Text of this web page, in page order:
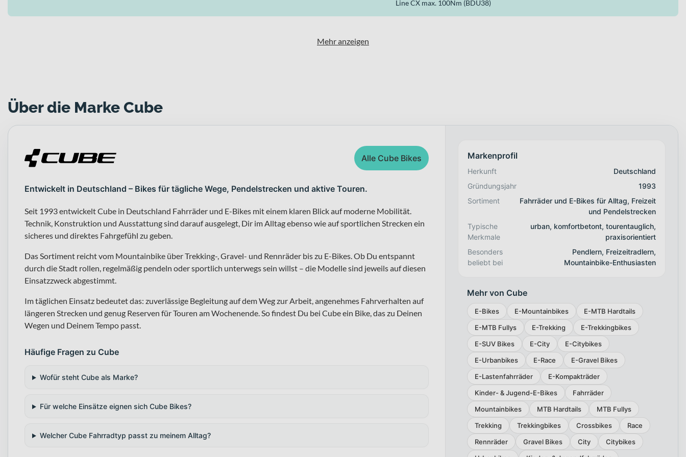
Line CX max. 100Nm (BDU38)
Mehr anzeigen
Über die Marke Cube
Alle Cube Bikes
Entwickelt in Deutschland – Bikes für tägliche Wege, Pendelstrecken und aktive Touren.
Seit 1993 entwickelt Cube in Deutschland Fahrräder und E-Bikes mit einem klaren Blick auf moderne Mobilität.
Technik, Konstruktion und Ausstattung sind darauf ausgelegt, Dir im Alltag ebenso wie auf sportlichen Strecken ein
sicheres und direktes Fahrgefühl zu geben.
Das Sortiment reicht vom Mountainbike über Trekking-, Gravel- und Rennräder bis zu E-Bikes. Ob Du entspannt
durch die Stadt rollen, regelmäßig pendeln oder sportlich unterwegs sein willst – die Modelle sind jeweils auf diesen
Einsatzzweck abgestimmt.
Im täglichen Einsatz bedeutet das: zuverlässige Begleitung auf dem Weg zur Arbeit, angenehmes Fahrverhalten auf
längeren Strecken und genug Reserven für Touren am Wochenende. So findest Du bei Cube ein Bike, das zu Deinen
Wegen und Deinem Tempo passt.
Häufige Fragen zu Cube
Wofür steht Cube als Marke?
Für welche Einsätze eignen sich Cube Bikes?
Welcher Cube Fahrradtyp passt zu meinem Alltag?
Markenprofil
Herkunft
Deutschland
Gründungsjahr
1993
Sortiment
Fahrräder und E-Bikes für Alltag, Freizeit
und Pendelstrecken
Typische
Merkmale
urban, komfortbetont, tourentauglich,
praxisorientiert
Besonders
beliebt bei
Pendlern, Freizeitradlern,
Mountainbike-Enthusiasten
Mehr von Cube
E-Bikes E-Mountainbikes
E-MTB Hardtails
E-MTB Fullys
E-Trekking
E-Trekkingbikes
E-SUV Bikes
E-City
E-Citybikes
E-Urbanbikes
E-Race
E-Gravel Bikes
E-Lastenfahrräder
E-Kompakträder
Kinder- & Jugend-E-Bikes
Fahrräder
Mountainbikes
MTB Hardtails
MTB Fullys
Trekking
Trekkingbikes Crossbikes
Race
Rennräder
Gravel Bikes City
Citybikes